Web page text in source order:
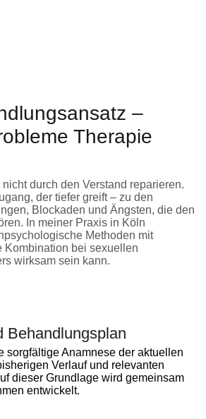
–
Therapie
durch den Verstand reparieren.
der tiefer greift – zu den
Blockaden und Ängsten, die den
In meiner Praxis in Köln
Methoden mit
Kombination bei sexuellen
wirksam sein kann.
Behandlungsplan
sorgfältige Anamnese der aktuellen
Verlauf und relevanten
dieser Grundlage wird gemeinsam
entwickelt.